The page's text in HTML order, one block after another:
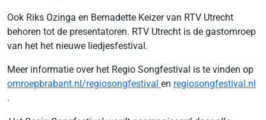
Ook Riks Ozinga en Bernadette Keizer van RTV Utrecht
behoren tot de presentatoren. RTV Utrecht is de gastomroep
van het het nieuwe liedjesfestival.
Meer informatie over het Regio Songfestival is te vinden op
omroepbrabant.nl/regiosongfestival en regiosongfestival.nl
.